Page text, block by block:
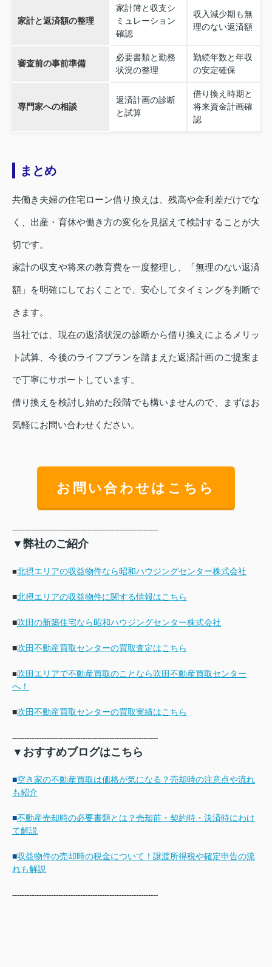
家計と返済額の整理
家計簿と収支シ
ミュレーション
確認
収入減少期も無
理のない返済額
審査前の事前準備
必要書類と勤務
状況の整理
勤続年数と年収
の安定確保
専門家への相談
返済計画の診断
と試算
借り換え時期と
将来資金計画確
認
まとめ
共働き夫婦の住宅ローン借り換えは、残高や金利差だけでな
く、出産・育休や働き方の変化を見据えて検討することが大
切です。
家計の収支や将来の教育費を一度整理し、「無理のない返済
額」を明確にしておくことで、安心してタイミングを判断で
きます。
当社では、現在の返済状況の診断から借り換えによるメリッ
ト試算、今後のライフプランを踏まえた返済計画のご提案ま
で丁寧にサポートしています。
借り換えを検討し始めた段階でも構いませんので、まずはお
気軽にお問い合わせください。
お問い合わせはこちら
------------------------------------------------------------
▼弊社のご紹介
■北摂エリアの収益物件なら昭和ハウジングセンター株式会社
■北摂エリアの収益物件に関する情報はこちら
■吹田の新築住宅なら昭和ハウジングセンター株式会社
■吹田不動産買取センターの買取査定はこちら
■吹田エリアで不動産買取のことなら吹田不動産買取センター
へ！
■吹田不動産買取センターの買取実績はこちら
------------------------------------------------------------
▼おすすめブログはこちら
■空き家の不動産買取は価格が気になる？売却時の注意点や流れ
も紹介
■不動産売却時の必要書類とは？売却前・契約時・決済時にわけ
て解説
■収益物件の売却時の税金について！譲渡所得税や確定申告の流
れも解説
------------------------------------------------------------